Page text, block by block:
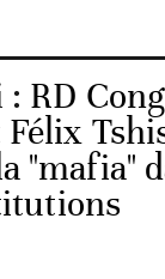
: RD
"mafia"